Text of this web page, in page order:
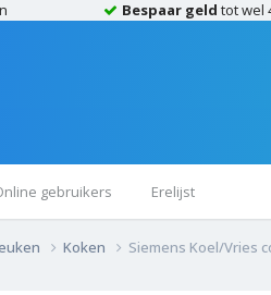
Bespaar geld tot wel
gebruikers Erelijst
Koken Siemens Koel/Vries